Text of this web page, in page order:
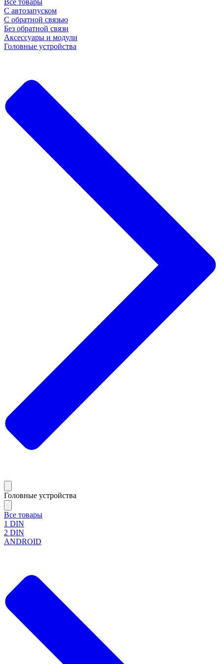
Все товары
С автозапуском
С обратной связью
Без обратной связи
Аксессуары и модули
Головные устройства
Головные устройства
Все товары
1 DIN
2 DIN
ANDROID